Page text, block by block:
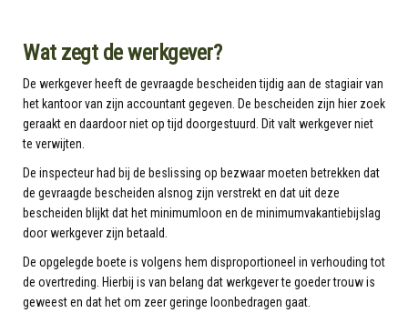
Wat zegt de werkgever?
De werkgever heeft de gevraagde bescheiden tijdig aan de stagiair van
het kantoor van zijn accountant gegeven. De bescheiden zijn hier zoek
geraakt en daardoor niet op tijd doorgestuurd. Dit valt werkgever niet
te verwijten.
De inspecteur had bij de beslissing op bezwaar moeten betrekken dat
de gevraagde bescheiden alsnog zijn verstrekt en dat uit deze
bescheiden blijkt dat het minimumloon en de minimumvakantiebijslag
door werkgever zijn betaald.
De opgelegde boete is volgens hem disproportioneel in verhouding tot
de overtreding. Hierbij is van belang dat werkgever te goeder trouw is
geweest en dat het om zeer geringe loonbedragen gaat.